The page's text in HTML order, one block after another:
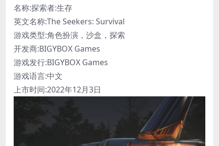
名称:探索者:生存
英文名称:The Seekers: Survival
游戏类型:角色扮演，沙盒，探索
开发商:BIGYBOX Games
游戏发行:BIGYBOX Games
游戏语言:中文
上市时间:2022年12月3日